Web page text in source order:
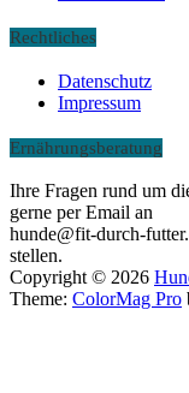
Rechtliches
Datenschutz
Impressum
Ernährungsberatung
Ihre Fragen rund um
gerne per Email an
hunde@fit-durch-
stellen.
Copyright © 2026
Theme: ColorMag Pro